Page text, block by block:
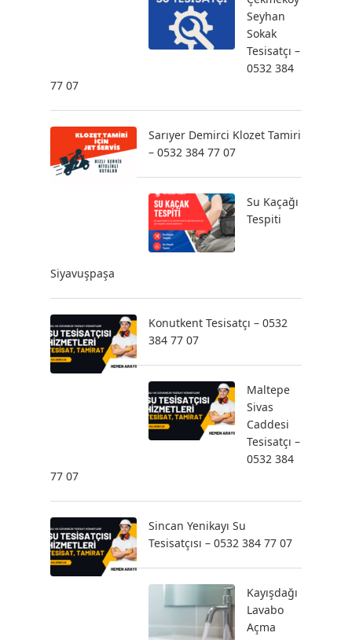
Seyhan
Sokak
Tesisatçı –
0532 384
77 07
Sarıyer Demirci Klozet Tamiri
– 0532 384 77 07
Su Kaçağı
Tespiti
Siyavuşpaşa
Konutkent Tesisatçı – 0532
384 77 07
Maltepe
Sivas
Caddesi
Tesisatçı –
0532 384
77 07
Sincan Yenikayı Su
Tesisatçısı – 0532 384 77 07
Kayışdağı
Lavabo
Açma